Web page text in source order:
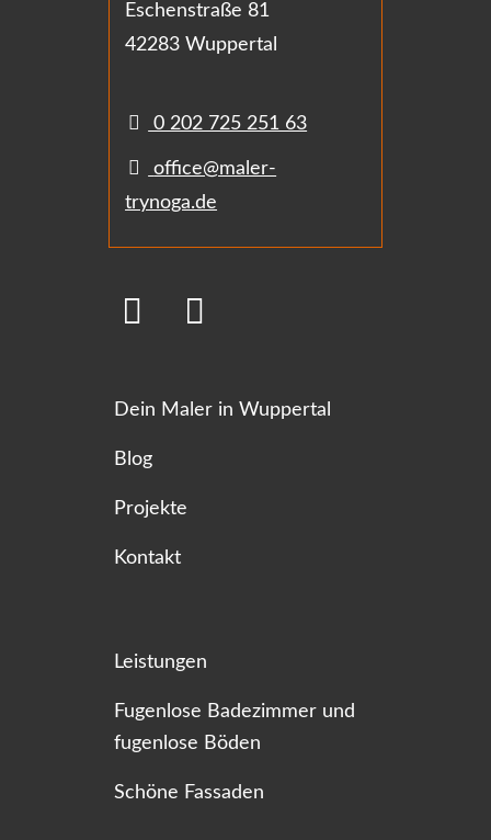
Eschenstraße 81
42283 Wuppertal
0 202 725 251 63
office@maler-
trynoga.de
Dein Maler in Wuppertal
Blog
Projekte
Kontakt
Leistungen
Fugenlose Badezimmer und
fugenlose Böden
Schöne Fassaden